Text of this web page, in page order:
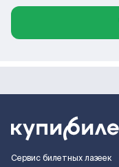
Сервис билетных лазеек